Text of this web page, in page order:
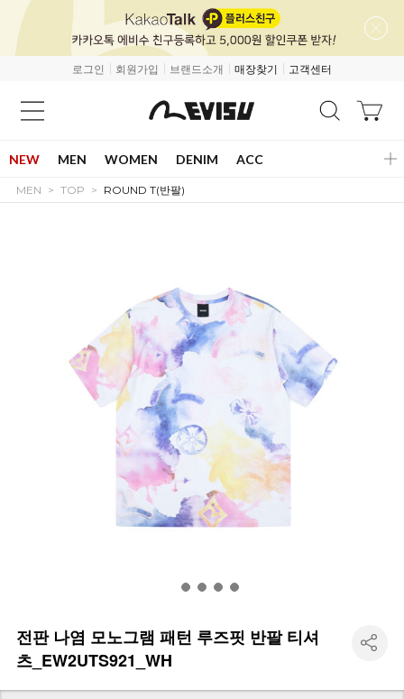
로그인 회원가입 브랜드소개 매장찾기 고객센터
NEW MEN WOMEN DENIM ACC
MEN TOP ROUND T(반팔)
전판 나염 모노그램 패턴 루즈핏 반팔 티셔
츠_EW2UTS921_WH